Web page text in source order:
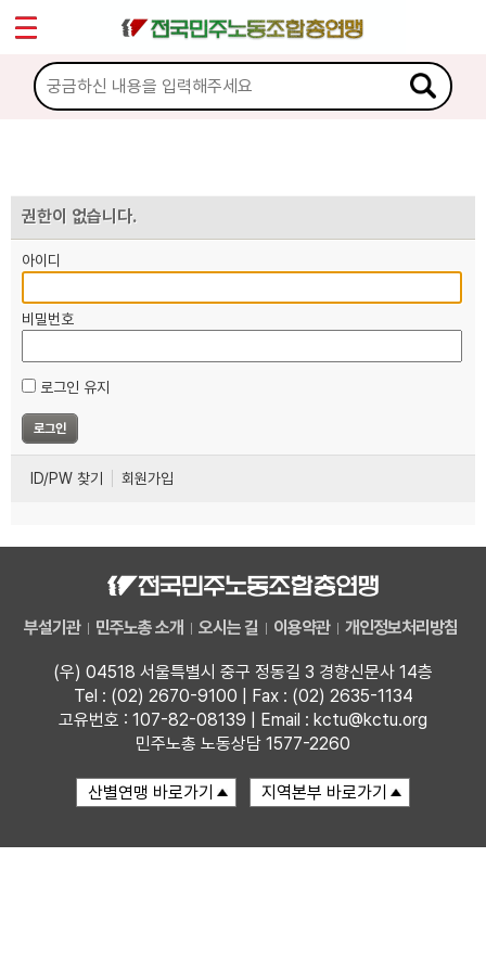
권한이 없습니다.
아이디
비밀번호
로그인 유지
ID/PW 찾기 회원가입
부설기관 민주노총 소개 오시는 길 이용약관 개인정보처리방침
(우) 04518 서울특별시 중구 정동길 3 경향신문사 14층
Tel : (02) 2670-9100 | Fax : (02) 2635-1134
고유번호 : 107-82-08139 | Email : kctu@kctu.org
민주노총 노동상담 1577-2260
마이페이지
소개
노동상담
자료
부설기관
업무